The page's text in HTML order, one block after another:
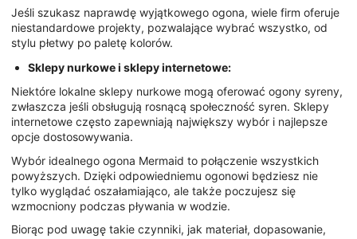
Jeśli szukasz naprawdę wyjątkowego ogona, wiele firm oferuje
niestandardowe projekty, pozwalające wybrać wszystko, od
stylu płetwy po paletę kolorów.
Sklepy nurkowe i sklepy internetowe:
Niektóre lokalne sklepy nurkowe mogą oferować ogony syreny,
zwłaszcza jeśli obsługują rosnącą społeczność syren. Sklepy
internetowe często zapewniają największy wybór i najlepsze
opcje dostosowywania.
Wybór idealnego ogona Mermaid to połączenie wszystkich
powyższych. Dzięki odpowiedniemu ogonowi będziesz nie
tylko wyglądać oszałamiająco, ale także poczujesz się
wzmocniony podczas pływania w wodzie.
Biorąc pod uwagę takie czynniki, jak materiał, dopasowanie,